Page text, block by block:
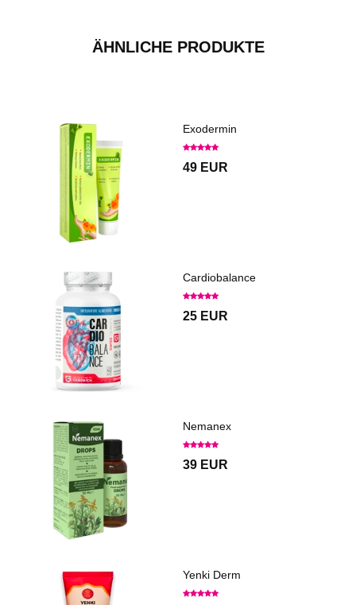
ÄHNLICHE PRODUKTE
Exodermin
49 EUR
Cardiobalance
25 EUR
Nemanex
39 EUR
Yenki Derm